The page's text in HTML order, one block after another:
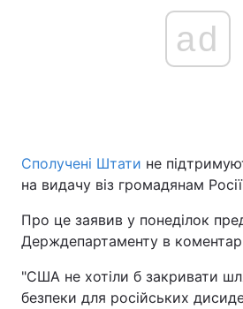
Головна Війна
Економіка Світ
Спорт
ad
Сполучені Штати не
на видачу віз громадянам
Про це заявив у понеділок
Держдепартаменту в
"США не хотіли б закривати
безпеки для російських